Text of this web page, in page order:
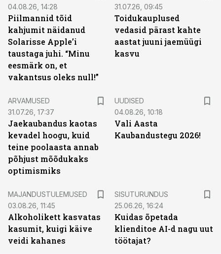
04.08.26, 14:28
Piilmannid tõid
kahjumit näidanud
Solarisse Apple’i
taustaga juhi. “Minu
eesmärk on, et
vakantsus oleks null!”
31.07.26, 09:45
Toidukauplused
vedasid pärast kahte
aastat juuni jaemüügi
kasvu
ARVAMUSED
31.07.26, 17:37
Jaekaubandus kaotas
kevadel hoogu, kuid
teine poolaasta annab
põhjust mõõdukaks
optimismiks
UUDISED
04.08.26, 10:18
Vali Aasta
Kaubandustegu 2026!
MAJANDUSTULEMUSED
03.08.26, 11:45
Alkoholikett kasvatas
kasumit, kuigi käive
veidi kahanes
SISUTURUNDUS
25.06.26, 16:24
Kuidas õpetada
klienditoe AI-d nagu uut
töötajat?